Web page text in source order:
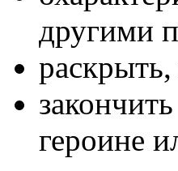
другими
раскрыть,
героине